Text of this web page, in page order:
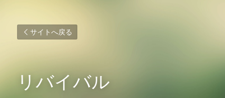
サイトへ戻る
リバイバル